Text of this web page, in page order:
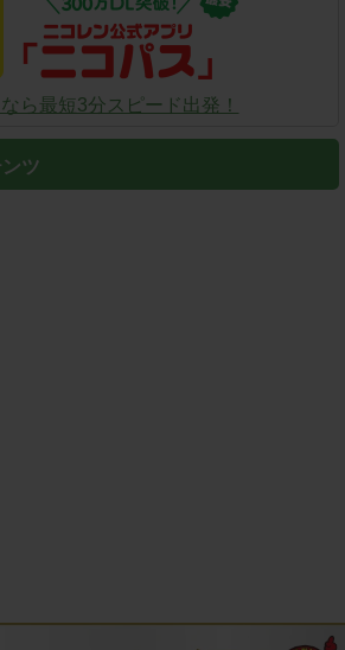
ら最短3分スピード出発！
ツ